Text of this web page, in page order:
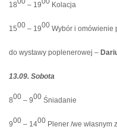
18 – 19 Kolacja
1500 – 1900 Wybór i omówienie
do wystawy poplenerowej –
13.09. Sobota
800 – 900 Śniadanie
900 – 1400 Plener /we własnym